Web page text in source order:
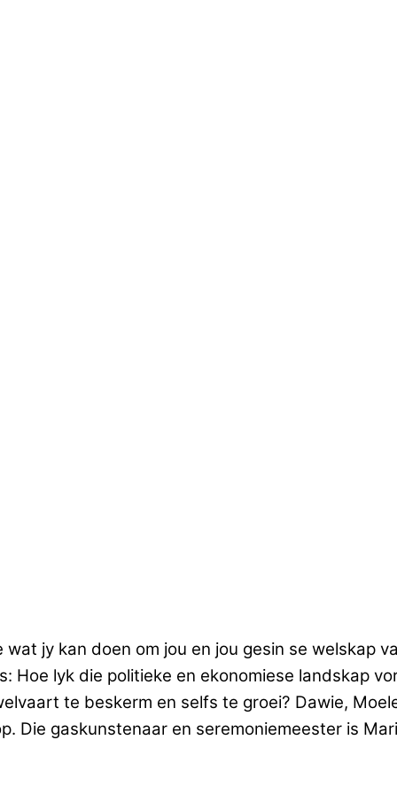
jy kan doen om jou en jou gesin se welskap
Hoe lyk die politieke en ekonomiese landskap
te beskerm en selfs te groei? Dawie,
Die gaskunstenaar en seremoniemeester is